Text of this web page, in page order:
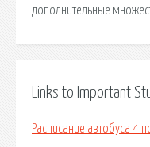
дополнительные
Links to Important
Расписание автобуса 4